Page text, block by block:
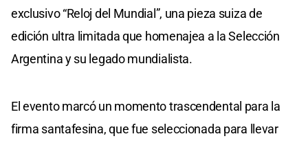
exclusivo “Reloj del Mundial”, una pieza suiza de
edición ultra limitada que homenajea a la Selección
Argentina y su legado mundialista.
El evento marcó un momento trascendental para la
firma santafesina, que fue seleccionada para llevar